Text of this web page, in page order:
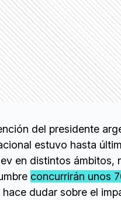
del presidente
estuvo hasta
en distintos ámbitos,
concurrirán unos
hace dudar sobre el